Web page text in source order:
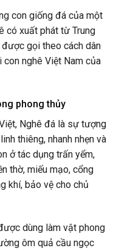
con giống đá của một
có xuất phát từ Trung
được gọi theo cách dân
con nghê Việt Nam của
phong thủy
Nghê đá là sự tượng
thiêng, nhanh nhẹn và
ở tác dụng trấn yểm,
thờ, miếu mạo, cổng
khí, bảo vệ cho chủ
dùng làm vật phong
ôm quả cầu ngọc